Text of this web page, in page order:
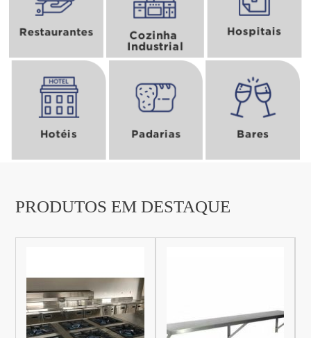
PRODUTOS EM DESTAQUE
ENVIAR